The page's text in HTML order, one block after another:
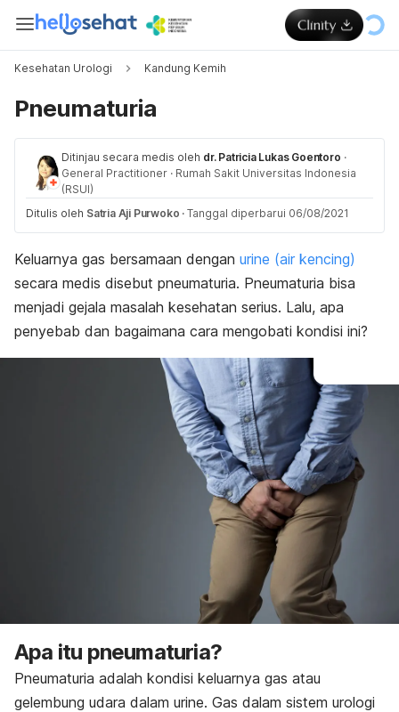
Kesehatan Urologi Kandung Kemih
Pneumaturia
Ditinjau secara medis oleh dr. Patricia Lukas Goentoro ·
General Practitioner · Rumah Sakit Universitas Indonesia
(RSUI)
Ditulis oleh Satria Aji Purwoko · Tanggal diperbarui 06/08/2021
Keluarnya gas bersamaan dengan urine (air kencing)
secara medis disebut pneumaturia. Pneumaturia bisa
menjadi gejala masalah kesehatan serius. Lalu, apa
penyebab dan bagaimana cara mengobati kondisi ini?
Apa itu pneumaturia?
Pneumaturia adalah kondisi keluarnya gas atau
gelembung udara dalam urine. Gas dalam sistem urologi